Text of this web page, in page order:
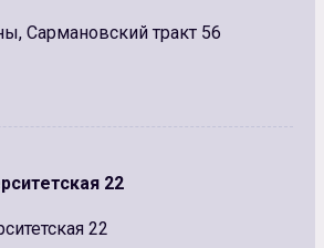
Сармановский тракт 56
22
22